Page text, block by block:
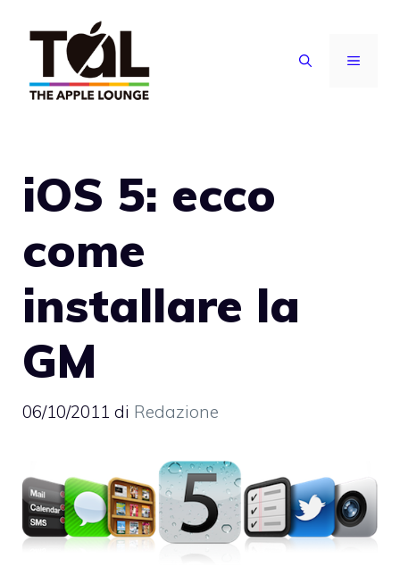
contenuto
MENU
iOS 5: ecco
come
installare la
GM
06/10/2011 di Redazione